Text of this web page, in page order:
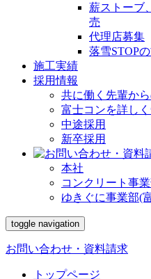
薪ストーブ
売
代理店募集
落雪STOP
施工実績
採用情報
共に働く先輩か
富士コンを詳し
中途採用
新卒採用
本社
コンクリート事
ゆきぐに事業部(
toggle navigation
お問い合わせ・資料請求
トップページ